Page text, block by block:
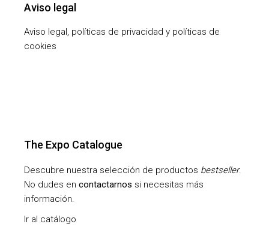
Aviso legal
Aviso legal, políticas de privacidad y políticas de
cookies
The Expo Catalogue
Descubre nuestra selección de productos bestseller.
No dudes encontactarnos si necesitas más
información.
Ir al catálogo